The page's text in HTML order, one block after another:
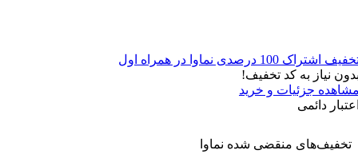
اشتراک 100 درصدی نماوا در همراه اول
نیاز به کد تخفیف!
جزئیات و خرید
دائمی
تخفیف‌های منقضی شده نماوا